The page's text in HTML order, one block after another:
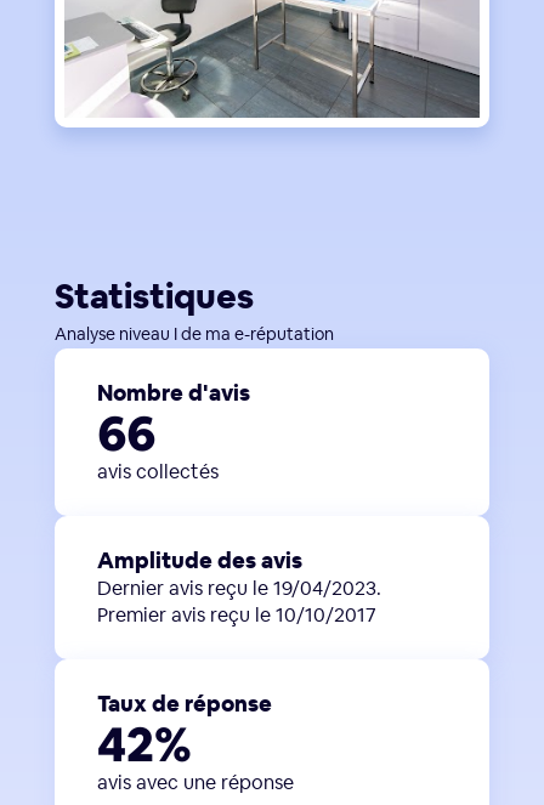
Statistiques
Analyse niveau I de ma e-réputation
Nombre d'avis
66
avis collectés
Amplitude des avis
Dernier avis reçu le 19/04/2023.
Premier avis reçu le 10/10/2017
Taux de réponse
42%
avis avec une réponse